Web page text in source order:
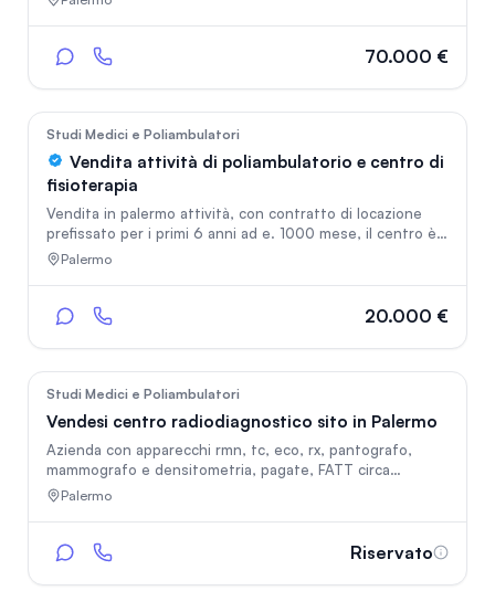
perfettamente avviato, situato in posizione strategica
investimento sicuro per chi cerca un business "chiavi in
mano" con performance dimostrabili.
70.000 €
Studi Medici e Poliambulatori
Vendita attività di poliambulatorio e centro di
fisioterapia
Vendita in palermo attività, con contratto di locazione
prefissato per i primi 6 anni ad e. 1000 mese, il centro è
arredato ed attrezzato per poliambulatorio e fisioterapia,
già parzialmente effettuata, cedesi per trasferimento in
Palermo
20.000 €
Studi Medici e Poliambulatori
Vendesi centro radiodiagnostico sito in Palermo
Azienda con apparecchi rmn, tc, eco, rx, pantografo,
mammografo e densitometria, pagate, FATT circa
600.000 annui, di cui circa 139.000 in convenzione con il
Palermo
Riservato